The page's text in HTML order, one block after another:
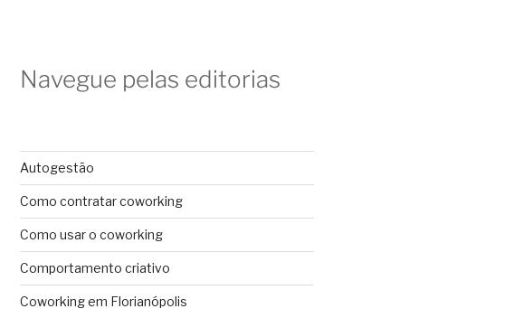
Navegue pelas editorias
Autogestão
Como contratar coworking
Como usar o coworking
Comportamento criativo
Coworking em Florianópolis